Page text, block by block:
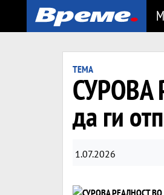
ТЕМА
СУРОВА
да ги
1.07.2026